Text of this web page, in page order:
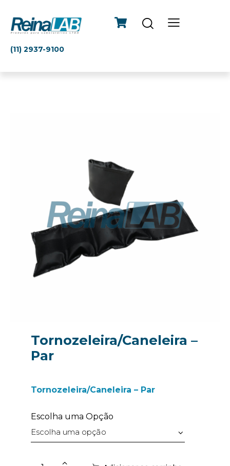
(11) 2937-9100
Tornozeleira/Caneleira –
Par
Tornozeleira/Caneleira – Par
Escolha uma Opção